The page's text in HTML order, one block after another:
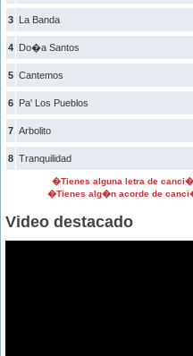
3 La Banda
4 Do�a Santos
5 Cantemos
6 Pa' Los Pueblos
7 Arbolito
8 Tranquilidad
�Tienes alguna letra de
�Tienes alg�n acorde de
Video destacado